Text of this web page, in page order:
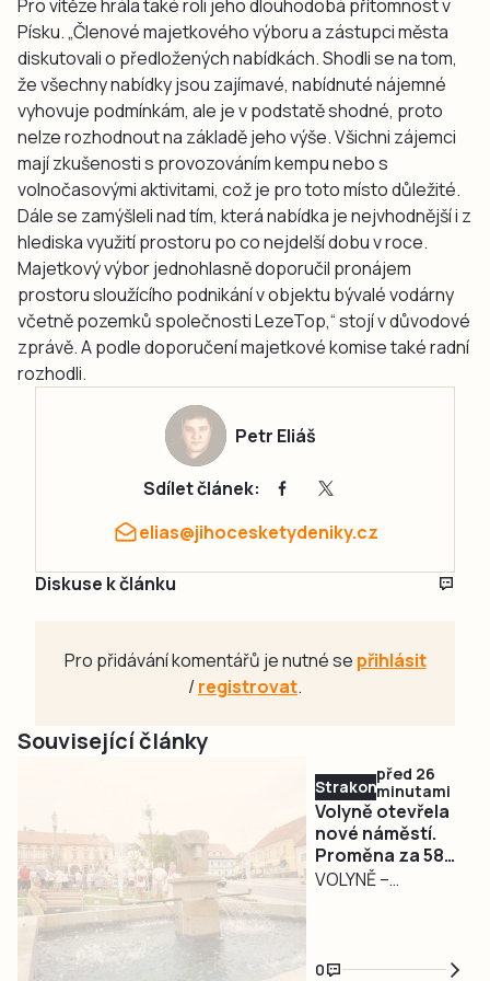
Pro vítěze hrála také roli jeho dlouhodobá přítomnost v
Písku. „Členové majetkového výboru a zástupci města
diskutovali o předložených nabídkách. Shodli se na tom,
že všechny nabídky jsou zajímavé, nabídnuté nájemné
vyhovuje podmínkám, ale je v podstatě shodné, proto
nelze rozhodnout na základě jeho výše. Všichni zájemci
mají zkušenosti s provozováním kempu nebo s
volnočasovými aktivitami, což je pro toto místo důležité.
Dále se zamýšleli nad tím, která nabídka je nejvhodnější i z
hlediska využití prostoru po co nejdelší dobu v roce.
Majetkový výbor jednohlasně doporučil pronájem
prostoru sloužícího podnikání v objektu bývalé vodárny
včetně pozemků společnosti LezeTop,“ stojí v důvodové
zprávě. A podle doporučení majetkové komise také radní
rozhodli.
Petr Eliáš
Sdílet článek:
elias@jihocesketydeniky.cz
Diskuse k článku
Pro přidávání komentářů je nutné se přihlásit
/registrovat.
Související články
Strakonicko
před 26
minutami
Volyně otevřela
nové náměstí.
Proměna za 58
milionů se
VOLYNĚ –
slavnostní
0